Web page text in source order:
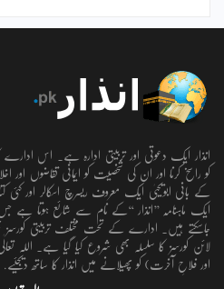
انذار ایک دعوتی اور تربیتی ادارہ ہے۔ اس ادارے
کو راسخ کرنا اور ان کی شخصیت کو ایمانی تقاضوں
کے بانی ابویحییٰ ایک معروف ریسرچ اسکالر اور
ایک ماہنامہ ’’انذار ‘‘کے نام سے شائع
جاسکتے ہیں۔ ادارے کے تحت مختلف تربیتی
لائن کورسز کا سلسلہ بھی شروع کیا گیا ہے۔ اللہ
اور فلاحِ آخرت) کو پھیلانے میں انذار کا ساتھ دیجئیے.